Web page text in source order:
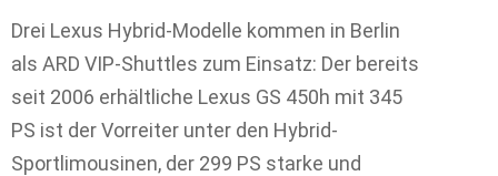
Drei Lexus Hybrid-Modelle kommen in Berlin
als ARD VIP-Shuttles zum Einsatz: Der bereits
seit 2006 erhältliche Lexus GS 450h mit 345
PS ist der Vorreiter unter den Hybrid-
Sportlimousinen, der 299 PS starke und